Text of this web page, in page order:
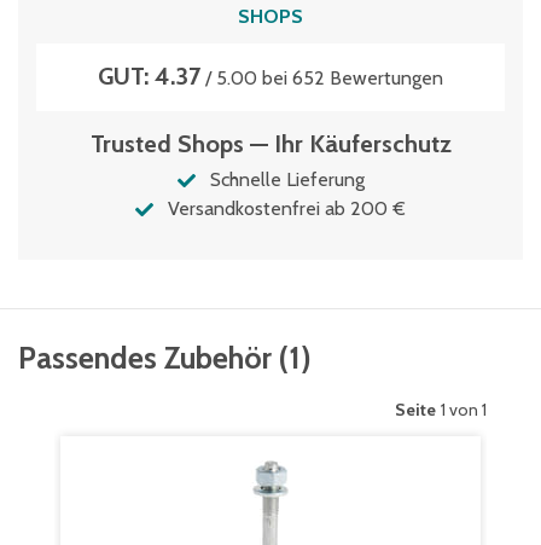
SHOPS
GUT: 4.37 / 5.00 bei 652 Bewertungen
Trusted Shops — Ihr Käuferschutz
Schnelle Lieferung
Versandkostenfrei ab 200 €
Passendes Zubehör (1)
Seite 1 von 1